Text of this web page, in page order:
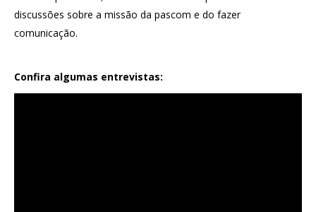
discussões sobre a missão da pascom e do fazer
comunicação.
Confira algumas entrevistas: